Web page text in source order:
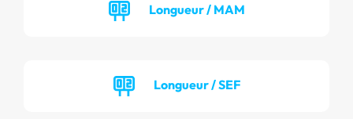
Longueur / MAM
Longueur / SEF